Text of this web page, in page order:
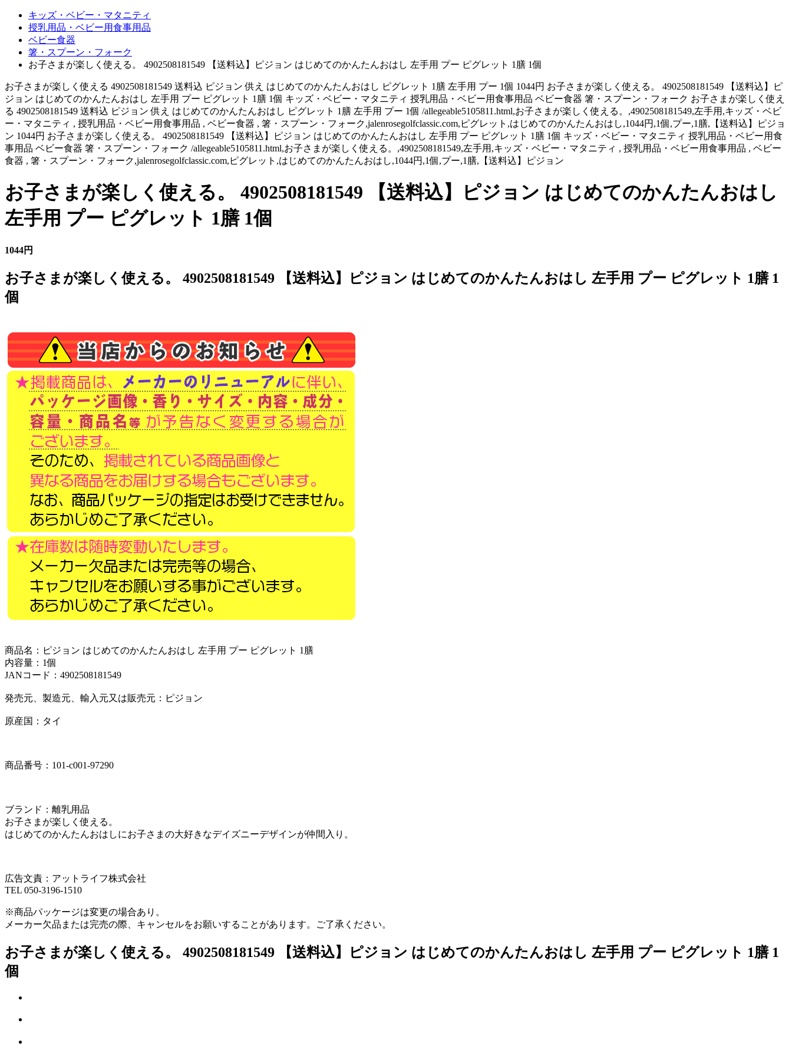
キッズ・ベビー・マタニティ
授乳用品・ベビー用食事用品
ベビー食器
箸・スプーン・フォーク
お子さまが楽しく使える。 4902508181549 【送料込】ピジョン はじめてのかんたんおはし 左手用 プー ピグレット 1膳 1個
お子さまが楽しく使える 4902508181549 送料込 ピジョン 供え はじめてのかんたんおはし ピグレット 1膳 左手用 プー 1個 1044円 お子さまが楽しく使える。 4902508181549 【送料込】ピ
ジョン はじめてのかんたんおはし 左手用 プー ピグレット 1膳 1個 キッズ・ベビー・マタニティ 授乳用品・ベビー用食事用品 ベビー食器 箸・スプーン・フォーク お子さまが楽しく使え
る 4902508181549 送料込 ピジョン 供え はじめてのかんたんおはし ピグレット 1膳 左手用 プー 1個 /allegeable5105811.html,お子さまが楽しく使える。,4902508181549,左手用,キッズ・ベビ
ー・マタニティ , 授乳用品・ベビー用食事用品 , ベビー食器 , 箸・スプーン・フォーク,jalenrosegolfclassic.com,ピグレット,はじめてのかんたんおはし,1044円,1個,プー,1膳,【送料込】ピジョ
ン 1044円 お子さまが楽しく使える。 4902508181549 【送料込】ピジョン はじめてのかんたんおはし 左手用 プー ピグレット 1膳 1個 キッズ・ベビー・マタニティ 授乳用品・ベビー用食
事用品 ベビー食器 箸・スプーン・フォーク /allegeable5105811.html,お子さまが楽しく使える。,4902508181549,左手用,キッズ・ベビー・マタニティ , 授乳用品・ベビー用食事用品 , ベビー
食器 , 箸・スプーン・フォーク,jalenrosegolfclassic.com,ピグレット,はじめてのかんたんおはし,1044円,1個,プー,1膳,【送料込】ピジョン
お子さまが楽しく使える。 4902508181549 【送料込】ピジョン はじめてのかんたんおはし
左手用 プー ピグレット 1膳 1個
1044円
お子さまが楽しく使える。 4902508181549 【送料込】ピジョン はじめてのかんたんおはし 左手用 プー ピグレット 1膳 1
個
商品名：ピジョン はじめてのかんたんおはし 左手用 プー ピグレット 1膳
内容量：1個
JANコード：4902508181549
発売元、製造元、輸入元又は販売元：ピジョン
原産国：タイ
商品番号：101-c001-97290
ブランド：離乳用品
お子さまが楽しく使える。
はじめてのかんたんおはしにお子さまの大好きなデイズニーデザインが仲間入り。
広告文責：アットライフ株式会社
TEL 050-3196-1510
※商品パッケージは変更の場合あり。
メーカー欠品または完売の際、キャンセルをお願いすることがあります。ご了承ください。
お子さまが楽しく使える。 4902508181549 【送料込】ピジョン はじめてのかんたんおはし 左手用 プー ピグレット 1膳 1
個